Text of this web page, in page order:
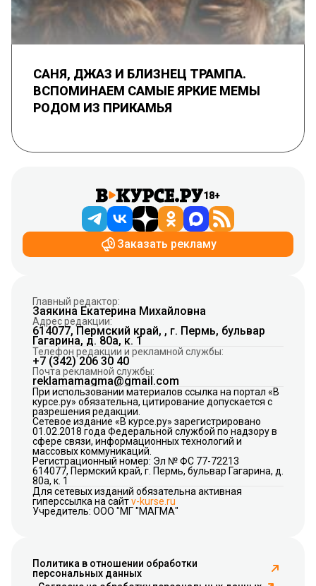
САНЯ, ДЖАЗ И БЛИЗНЕЦ ТРАМПА.
ВСПОМИНАЕМ САМЫЕ ЯРКИЕ МЕМЫ
РОДОМ ИЗ ПРИКАМЬЯ
18+
Заказать рекламу
Главный редактор:
Заякина Екатерина Михайловна
Адрес редакции:
614077, Пермский край, , г. Пермь, бульвар
Гагарина, д. 80а, к. 1
Телефон редакции и рекламной службы:
+7 (342) 206 30 40
Почта рекламной службы:
reklamamagma@gmail.com
При использовании материалов ссылка на портал «В
курсе.ру» обязательна, цитирование допускается с
разрешения редакции.
Сетевое издание «В курсе.ру» зарегистрировано
01.02.2018 года Федеральной службой по надзору в
сфере связи, информационных технологий и
массовых коммуникаций.
Регистрационный номер: Эл № ФС 77-72213
614077, Пермский край, г. Пермь, бульвар Гагарина, д.
80а, к. 1
Для сетевых изданий обязательна активная
гиперссылка на сайтv-kurse.ru
Учредитель: ООО "МГ "МАГМА"
Политика в отношении обработки
персональных данных